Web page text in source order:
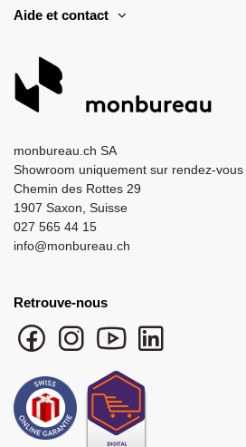
Aide et contact
monbureau.ch SA
Showroom uniquement sur rendez-vous
Chemin des Rottes 29
1907 Saxon, Suisse
027 565 44 15
info@monbureau.ch
Retrouve-nous
Facebook monbureau
Instagram monbureau
YouTube monbureau